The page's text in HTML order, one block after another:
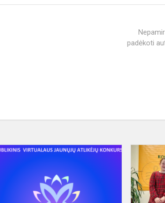
padėkoti
Laureato
diplomai
konkurse
,,Naujieji